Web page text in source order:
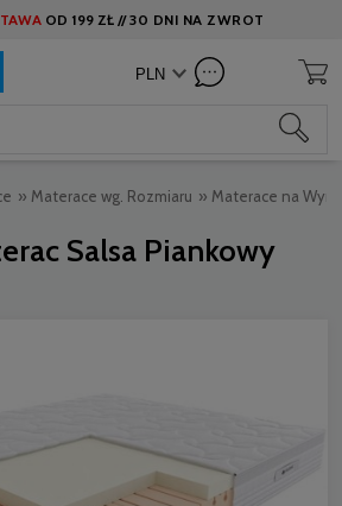
OD 199 ZŁ //30 DNI NA ZWROT
» Materace wg. Rozmiaru » Materace na
Salsa Piankowy